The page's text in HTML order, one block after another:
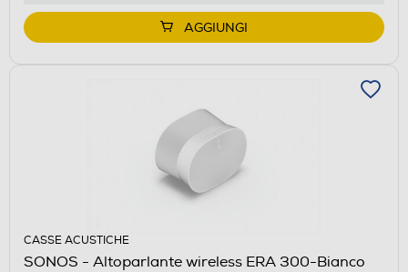
AGGIUNGI
CASSE ACUSTICHE
SONOS - Altoparlante wireless ERA 300-Bianco